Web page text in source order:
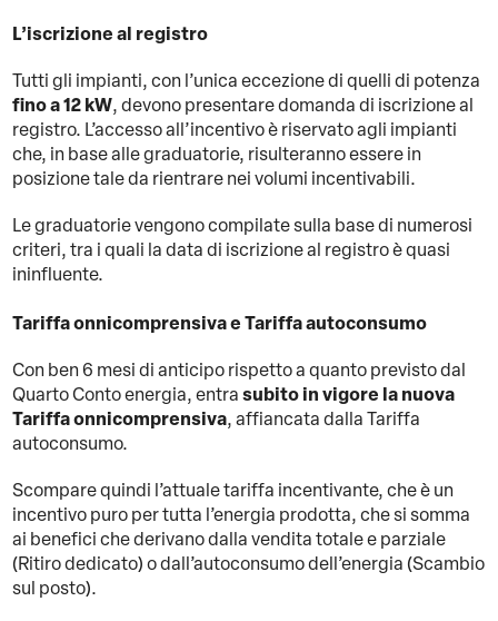
L’iscrizione al registro
Tutti gli impianti, con l’unica eccezione di quelli di potenza
fino a 12 kW, devono presentare domanda di iscrizione al
registro. L’accesso all’incentivo è riservato agli impianti
che, in base alle graduatorie, risulteranno essere in
posizione tale da rientrare nei volumi incentivabili.
Le graduatorie vengono compilate sulla base di numerosi
criteri, tra i quali la data di iscrizione al registro è quasi
ininfluente.
Tariffa onnicomprensiva e Tariffa autoconsumo
Con ben 6 mesi di anticipo rispetto a quanto previsto dal
Quarto Conto energia, entrasubito in vigore la nuova
Tariffa onnicomprensiva, affiancata dalla Tariffa
autoconsumo.
Scompare quindi l’attuale tariffa incentivante, che è un
incentivo puro per tutta l’energia prodotta, che si somma
ai benefici che derivano dalla vendita totale e parziale
(Ritiro dedicato) o dall’autoconsumo dell’energia (Scambio
sul posto).